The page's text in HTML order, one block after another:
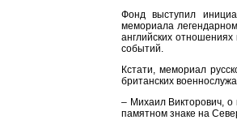
Фонд выступил
мемориала
английских
событий.
Кстати, мемориал
британских
– Михаил Викторович, о
памятном знаке на